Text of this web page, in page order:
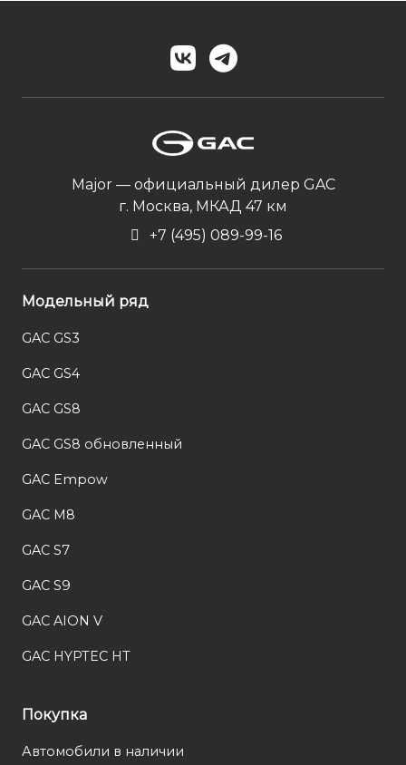
Major — официальный дилер GAC
г. Москва, МКАД 47 км
+7 (495) 089-99-16
Модельный ряд
GAC GS3
GAC GS4
GAC GS8
GAC GS8 обновленный
GAC Empow
GAC M8
GAC S7
GAC S9
GAC AION V
GAC HYPTEC HT
Покупка
Автомобили в наличии